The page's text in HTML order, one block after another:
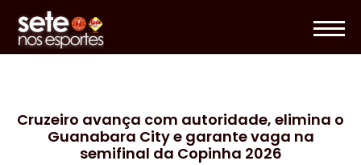
Cruzeiro avança com autoridade, elimina o
Guanabara City e garante vaga na
semifinal da Copinha 2026